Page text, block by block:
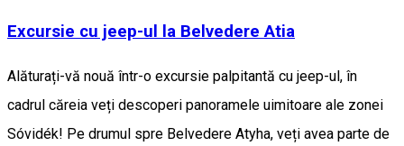
Excursie cu jeep-ul la Belvedere Atia
Alăturați-vă nouă într-o excursie palpitantă cu jeep-ul, în
cadrul căreia veți descoperi panoramele uimitoare ale zonei
Sóvidék! Pe drumul spre Belvedere Atyha, veți avea parte de